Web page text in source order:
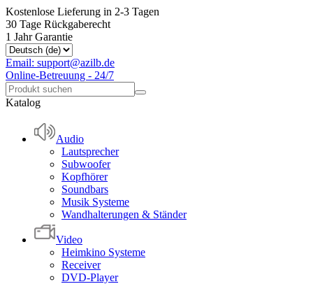
Kostenlose Lieferung in 2-3 Tagen
30 Tage Rückgaberecht
1 Jahr Garantie
Email: support@azilb.de
Online-Betreuung - 24/7
Katalog
Audio
Lautsprecher
Subwoofer
Kopfhörer
Soundbars
Musik Systeme
Wandhalterungen & Ständer
Video
Heimkino Systeme
Receiver
DVD-Player